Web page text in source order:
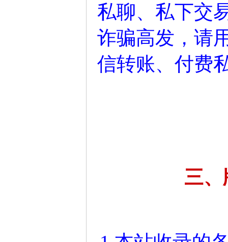
私聊、私下交
诈骗高发，请
信转账、付费
三